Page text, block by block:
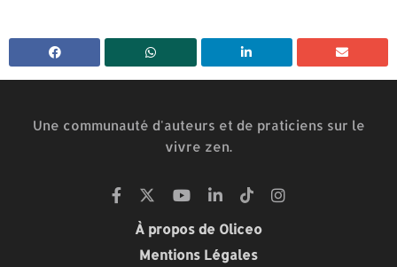
Une communauté d'auteurs et de praticiens sur le
vivre zen.
À propos de Oliceo
Mentions Légales